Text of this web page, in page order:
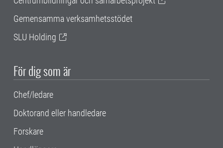
Gemensamma verksamhetsstödet
SLU Holding
För dig som är
Chef/ledare
Doktorand eller handledare
Forskare